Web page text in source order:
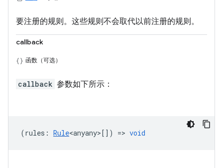
要注册的规则。这些规则不会取代以前注册的规则。
callback
函数（可选）
callback 参数如下所示：
(rules : Rule<anyany> []) => void